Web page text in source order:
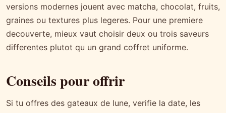
versions modernes jouent avec matcha, chocolat, fruits,
graines ou textures plus legeres. Pour une premiere
decouverte, mieux vaut choisir deux ou trois saveurs
differentes plutot qu un grand coffret uniforme.
Conseils pour offrir
Si tu offres des gateaux de lune, verifie la date, les